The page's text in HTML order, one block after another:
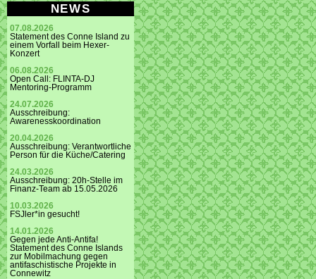
NEWS
07.08.2026
Statement des Conne Island zu
einem Vorfall beim Hexer-
Konzert
06.08.2026
Open Call: FLINTA-DJ
Mentoring-Programm
24.07.2026
Ausschreibung:
Awarenesskoordination
20.04.2026
Ausschreibung: Verantwortliche
Person für die Küche/Catering
24.03.2026
Ausschreibung: 20h-Stelle im
Finanz-Team ab 15.05.2026
10.03.2026
FSJler*in gesucht!
14.01.2026
Gegen jede Anti-Antifa!
Statement des Conne Islands
zur Mobilmachung gegen
antifaschistische Projekte in
Connewitz